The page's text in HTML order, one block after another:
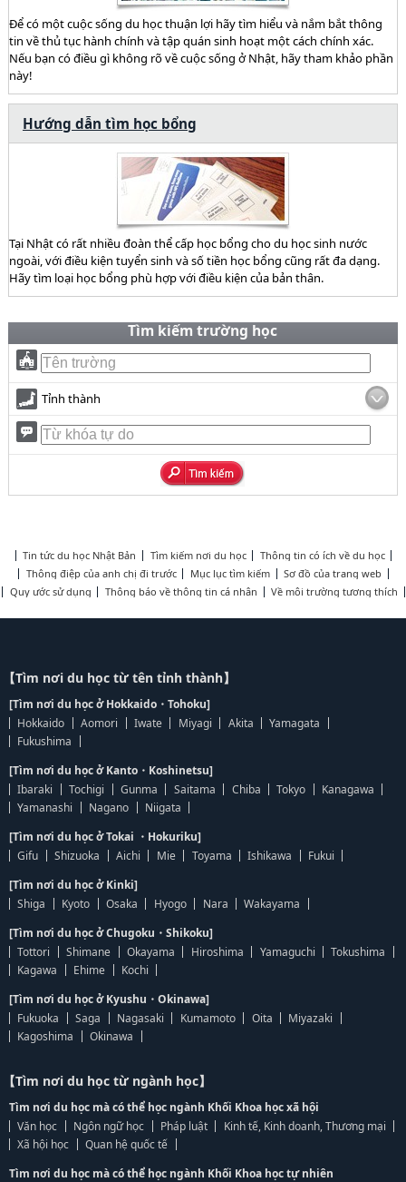
Để có một cuộc sống du học thuận lợi hãy tìm hiểu và nắm bắt thông
tin về thủ tục hành chính và tập quán sinh hoạt một cách chính xác.
Nếu bạn có điều gì không rõ về cuộc sống ở Nhật, hãy tham khảo phần
này!
Hướng dẫn tìm học bổng
Tại Nhật có rất nhiều đoàn thể cấp học bổng cho du học sinh nước
ngoài, với điều kiện tuyển sinh và số tiền học bổng cũng rất đa dạng.
Hãy tìm loại học bổng phù hợp với điều kiện của bản thân.
Tìm kiếm trường học
Tỉnh thành
Tin tức du học Nhật Bản Tìm kiếm nơi du học
Thông tin có ích về du học
Thông điệp của anh chị đi trước
Mục lục tìm kiếm
Sơ đồ của trang web
Quy ước sử dụng
Thông báo về thông tin cá nhân Về môi trường tương thích
【Tìm nơi du học từ tên tỉnh thành】
[Tìm nơi du học ở Hokkaido・Tohoku]
Hokkaido
Aomori Iwate Miyagi Akita
Yamagata
Fukushima
[Tìm nơi du học ở Kanto・Koshinetsu]
Ibaraki
Tochigi Gunma Saitama Chiba Tokyo
Kanagawa
Yamanashi
Nagano
Niigata
[Tìm nơi du học ở Tokai ・Hokuriku]
Gifu
Shizuoka Aichi Mie Toyama Ishikawa
Fukui
[Tìm nơi du học ở Kinki]
Shiga
Kyoto Osaka Hyogo Nara
Wakayama
[Tìm nơi du học ở Chugoku・Shikoku]
Tottori
Shimane Okayama Hiroshima Yamaguchi
Tokushima
Kagawa
Ehime
Kochi
[Tìm nơi du học ở Kyushu・Okinawa]
Fukuoka
Saga Nagasaki Kumamoto Oita
Miyazaki
Kagoshima
Okinawa
【Tìm nơi du học từ ngành học】
Tìm nơi du học mà có thể học ngành Khối Khoa học xã hội
Văn học
Ngôn ngữ học Pháp luật
Kinh tế, Kinh doanh, Thương mại
Xã hội học
Quan hệ quốc tế
Tìm nơi du học mà có thể học ngành Khối Khoa học tự nhiên